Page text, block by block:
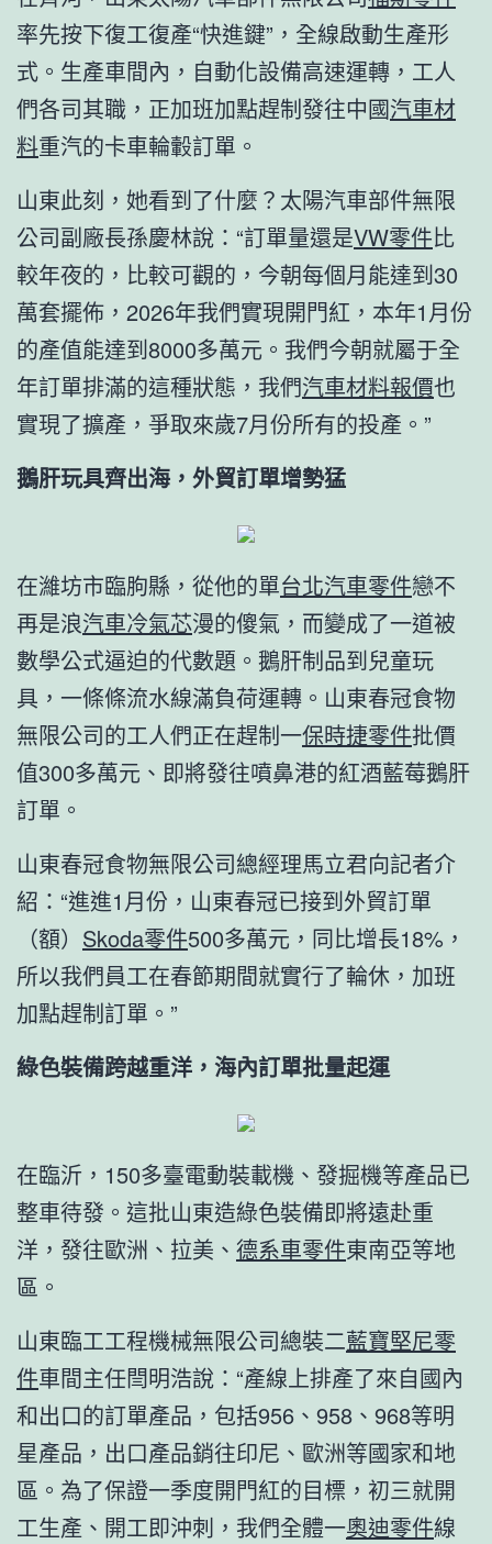
率先按下復工復產“快進鍵”，全線啟動生產形
式。生產車間內，自動化設備高速運轉，工人
們各司其職，正加班加點趕制發往中國汽車材
料重汽的卡車輪轂訂單。
山東此刻，她看到了什麼？太陽汽車部件無限
公司副廠長孫慶林說：“訂單量還是VW零件比
較年夜的，比較可觀的，今朝每個月能達到30
萬套擺佈，2026年我們實現開門紅，本年1月份
的產值能達到8000多萬元。我們今朝就屬于全
年訂單排滿的這種狀態，我們汽車材料報價也
實現了擴產，爭取來歲7月份所有的投產。”
鵝肝玩具齊出海，外貿訂單增勢猛
在濰坊市臨朐縣，從他的單台北汽車零件戀不
再是浪汽車冷氣芯漫的傻氣，而變成了一道被
數學公式逼迫的代數題。鵝肝制品到兒童玩
具，一條條流水線滿負荷運轉。山東春冠食物
無限公司的工人們正在趕制一保時捷零件批價
值300多萬元、即將發往噴鼻港的紅酒藍莓鵝肝
訂單。
山東春冠食物無限公司總經理馬立君向記者介
紹：“進進1月份，山東春冠已接到外貿訂單
（額） Skoda零件500多萬元，同比增長18%，
所以我們員工在春節期間就實行了輪休，加班
加點趕制訂單。”
綠色裝備跨越重洋，海內訂單批量起運
在臨沂，150多臺電動裝載機、發掘機等產品已
整車待發。這批山東造綠色裝備即將遠赴重
洋，發往歐洲、拉美、 德系車零件東南亞等地
區。
山東臨工工程機械無限公司總裝二藍寶堅尼零
件車間主任閆明浩說：“產線上排產了來自國內
和出口的訂單產品，包括956、958、968等明
星產品，出口產品銷往印尼、歐洲等國家和地
區。為了保證一季度開門紅的目標，初三就開
工生產、開工即沖刺，我們全體一奧迪零件線